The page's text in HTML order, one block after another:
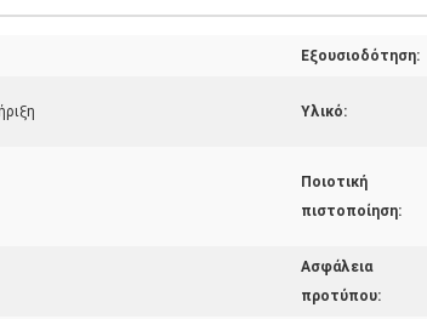
Εξουσιοδότηση:
Υλικό:
Ποιοτική
πιστοποίηση:
Ασφάλεια
προτύπου: